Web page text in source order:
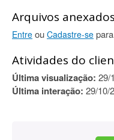
Arquivos
Entre ou Cadastre-se
Atividades do
Última visualização: 29/
Última interação: 29/10/